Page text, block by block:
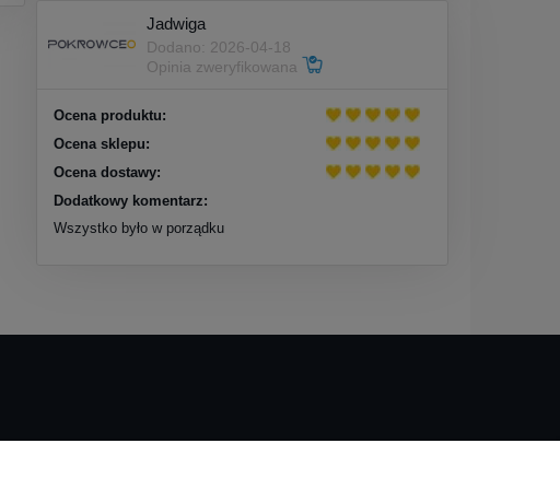
Jadwiga
Dodano: 2026-04-18
Opinia zweryfikowana
Ocena produktu:
Ocena sklepu:
Ocena dostawy:
Dodatkowy komentarz:
Wszystko było w porządku